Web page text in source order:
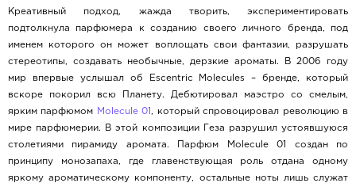
Креативный подход, жажда творить, экспериментировать
подтолкнула парфюмера к созданию своего личного бренда, под
именем которого он может воплощать свои фантазии, разрушать
стереотипы, создавать необычные, дерзкие ароматы. В 2006 году
мир впервые услышал об Escentric Molecules – бренде, который
вскоре покорил всю Планету. Дебютировал маэстро со смелым,
ярким парфюмом
Molecule 01
, который спровоцировал революцию в
мире парфюмерии. В этой композиции Геза разрушил устоявшуюся
столетиями пирамиду аромата. Парфюм Molecule 01 создан по
принципу монозапаха, где главенствующая роль отдана одному
яркому ароматическому компоненту, остальные ноты лишь служат